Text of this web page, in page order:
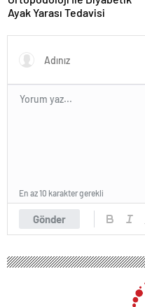
Ayak Yarası Tedavisi
Gönder
En az 10 karakter gerekli